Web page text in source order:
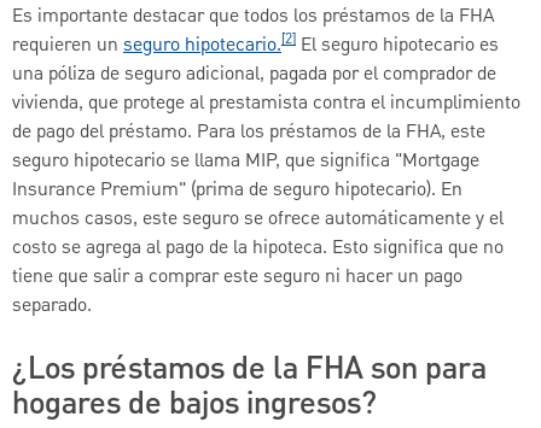
Es importante destacar que todos los préstamos de la FHA
requieren un seguro hipotecario.[2] El seguro hipotecario es
una póliza de seguro adicional, pagada por el comprador de
vivienda, que protege al prestamista contra el incumplimiento
de pago del préstamo. Para los préstamos de la FHA, este
seguro hipotecario se llama MIP, que significa "Mortgage
Insurance Premium" (prima de seguro hipotecario). En
muchos casos, este seguro se ofrece automáticamente y el
costo se agrega al pago de la hipoteca. Esto significa que no
tiene que salir a comprar este seguro ni hacer un pago
separado.
¿Los préstamos de la FHA son para
hogares de bajos ingresos?